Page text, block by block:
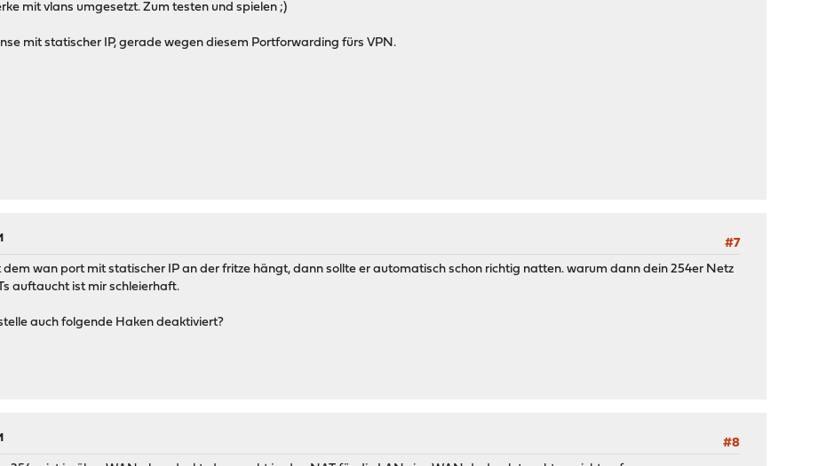
mit vlans umgesetzt. Zum testen und spielen ;)
mit statischer IP, gerade wegen diesem Portforwarding fürs VPN.
#7
dem wan port mit statischer IP an der fritze hängt, dann sollte er automatisch schon richtig natten. warum dann dein 254er Netz
auftaucht ist mir schleierhaft.
auch folgende Haken deaktiviert?
#8